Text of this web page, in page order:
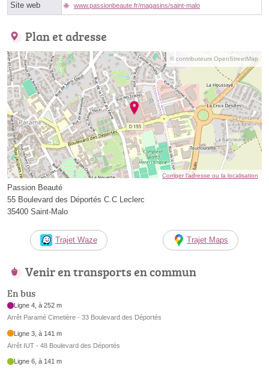
Site web www.passionbeaute.fr/magasins/saint-malo
Plan et adresse
© contributeurs OpenStreetMap
Corriger l’adresse ou la localisation
Passion Beauté
55 Boulevard des Déportés C.C Leclerc
35400 Saint-Malo
Trajet Waze Trajet Maps
Venir en transports en commun
En bus
Ligne 4, à 252 m
Arrêt Paramé Cimetière - 33 Boulevard des Déportés
Ligne 3, à 141 m
Arrêt IUT - 48 Boulevard des Déportés
Ligne 6, à 141 m